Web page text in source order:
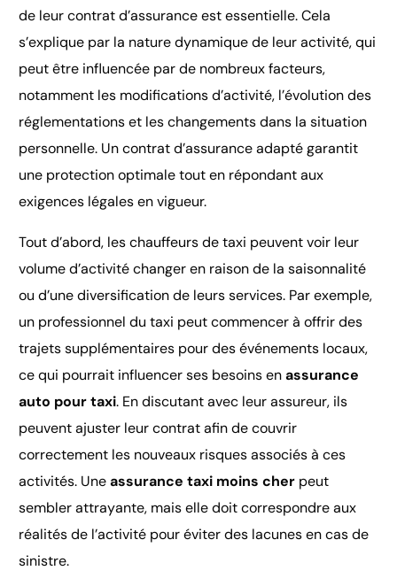
de leur contrat d’assurance est essentielle. Cela
s’explique par la nature dynamique de leur activité, qui
peut être influencée par de nombreux facteurs,
notamment les modifications d’activité, l’évolution des
réglementations et les changements dans la situation
personnelle. Un contrat d’assurance adapté garantit
une protection optimale tout en répondant aux
exigences légales en vigueur.
Tout d’abord, les chauffeurs de taxi peuvent voir leur
volume d’activité changer en raison de la saisonnalité
ou d’une diversification de leurs services. Par exemple,
un professionnel du taxi peut commencer à offrir des
trajets supplémentaires pour des événements locaux,
ce qui pourrait influencer ses besoins enassurance
auto pour taxi. En discutant avec leur assureur, ils
peuvent ajuster leur contrat afin de couvrir
correctement les nouveaux risques associés à ces
activités. Uneassurance taxi moins cher peut
sembler attrayante, mais elle doit correspondre aux
réalités de l’activité pour éviter des lacunes en cas de
sinistre.